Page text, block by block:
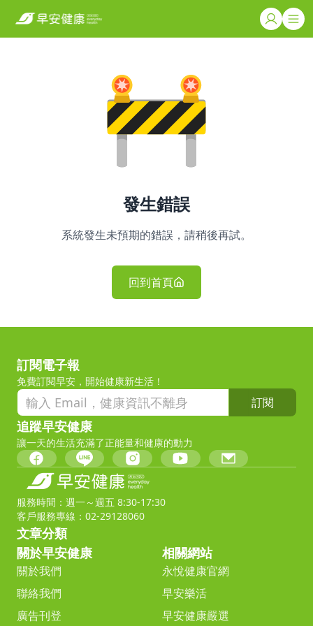
發生錯誤
系統發生未預期的錯誤，請稍後再試。
回到首頁
訂閱電子報
免費訂閱早安，開始健康新生活！
訂閱
追蹤早安健康
讓一天的生活充滿了正能量和健康的動力
服務時間：週一～週五 8:30-17:30
客戶服務專線：02-29128060
文章分類
關於早安健康
關於我們
聯絡我們
廣告刊登
相關網站
永悅健康官網
早安樂活
早安健康嚴選